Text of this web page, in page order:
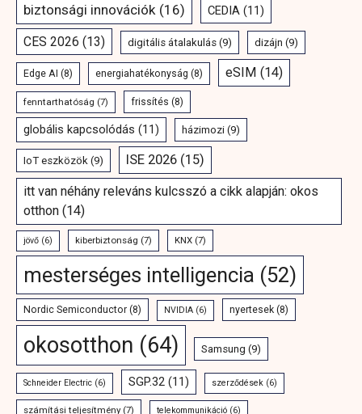
biztonsági innovációk (16) CEDIA (11)
CES 2026 (13) digitális átalakulás (9) dizájn (9)
Edge AI (8) energiahatékonyság (8) eSIM (14)
fenntarthatóság (7) frissítés (8)
globális kapcsolódás (11) házimozi (9)
IoT eszközök (9) ISE 2026 (15)
itt van néhány releváns kulcsszó a cikk alapján: okos
otthon (14)
jövő (6) kiberbiztonság (7) KNX (7)
mesterséges intelligencia (52)
Nordic Semiconductor (8) NVIDIA (6) nyertesek (8)
okosotthon (64) Samsung (9)
Schneider Electric (6) SGP.32 (11) szerződések (6)
számítási teljesítmény(7) telekommunikáció (6)